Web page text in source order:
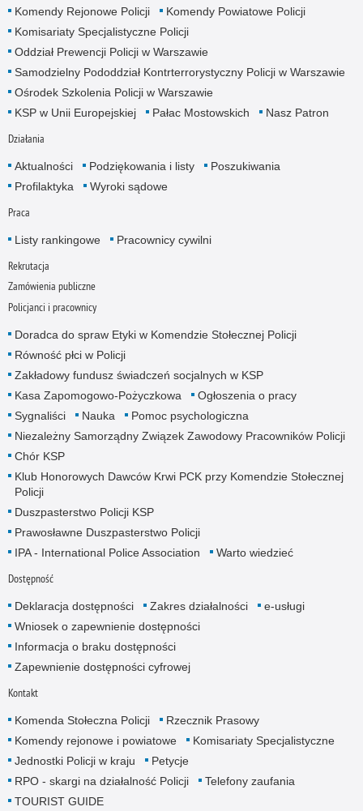
Komendy Rejonowe Policji
Komendy Powiatowe Policji
Komisariaty Specjalistyczne Policji
Oddział Prewencji Policji w Warszawie
Samodzielny Pododdział Kontrterrorystyczny Policji w Warszawie
Ośrodek Szkolenia Policji w Warszawie
KSP w Unii Europejskiej
Pałac Mostowskich Nasz Patron
Działania
Aktualności Podziękowania i listy
Poszukiwania
Profilaktyka
Wyroki sądowe
Praca
Listy rankingowe Pracownicy cywilni
Rekrutacja
Zamówienia publiczne
Policjanci i pracownicy
Doradca do spraw Etyki w Komendzie Stołecznej Policji
Równość płci w Policji
Zakładowy fundusz świadczeń socjalnych w KSP
Kasa Zapomogowo-Pożyczkowa
Ogłoszenia o pracy
Sygnaliści
Nauka
Pomoc psychologiczna
Niezależny Samorządny Związek Zawodowy Pracowników Policji
Chór KSP
Klub Honorowych Dawców Krwi PCK przy Komendzie Stołecznej
Policji
Duszpasterstwo Policji KSP
Prawosławne Duszpasterstwo Policji
IPA - International Police Association
Warto wiedzieć
Dostępność
Deklaracja dostępności Zakres działalności
e-usługi
Wniosek o zapewnienie dostępności
Informacja o braku dostępności
Zapewnienie dostępności cyfrowej
Kontakt
Komenda Stołeczna Policji
Rzecznik Prasowy
Komendy rejonowe i powiatowe
Komisariaty Specjalistyczne
Jednostki Policji w kraju
Petycje
RPO - skargi na działalność Policji
Telefony zaufania
TOURIST GUIDE